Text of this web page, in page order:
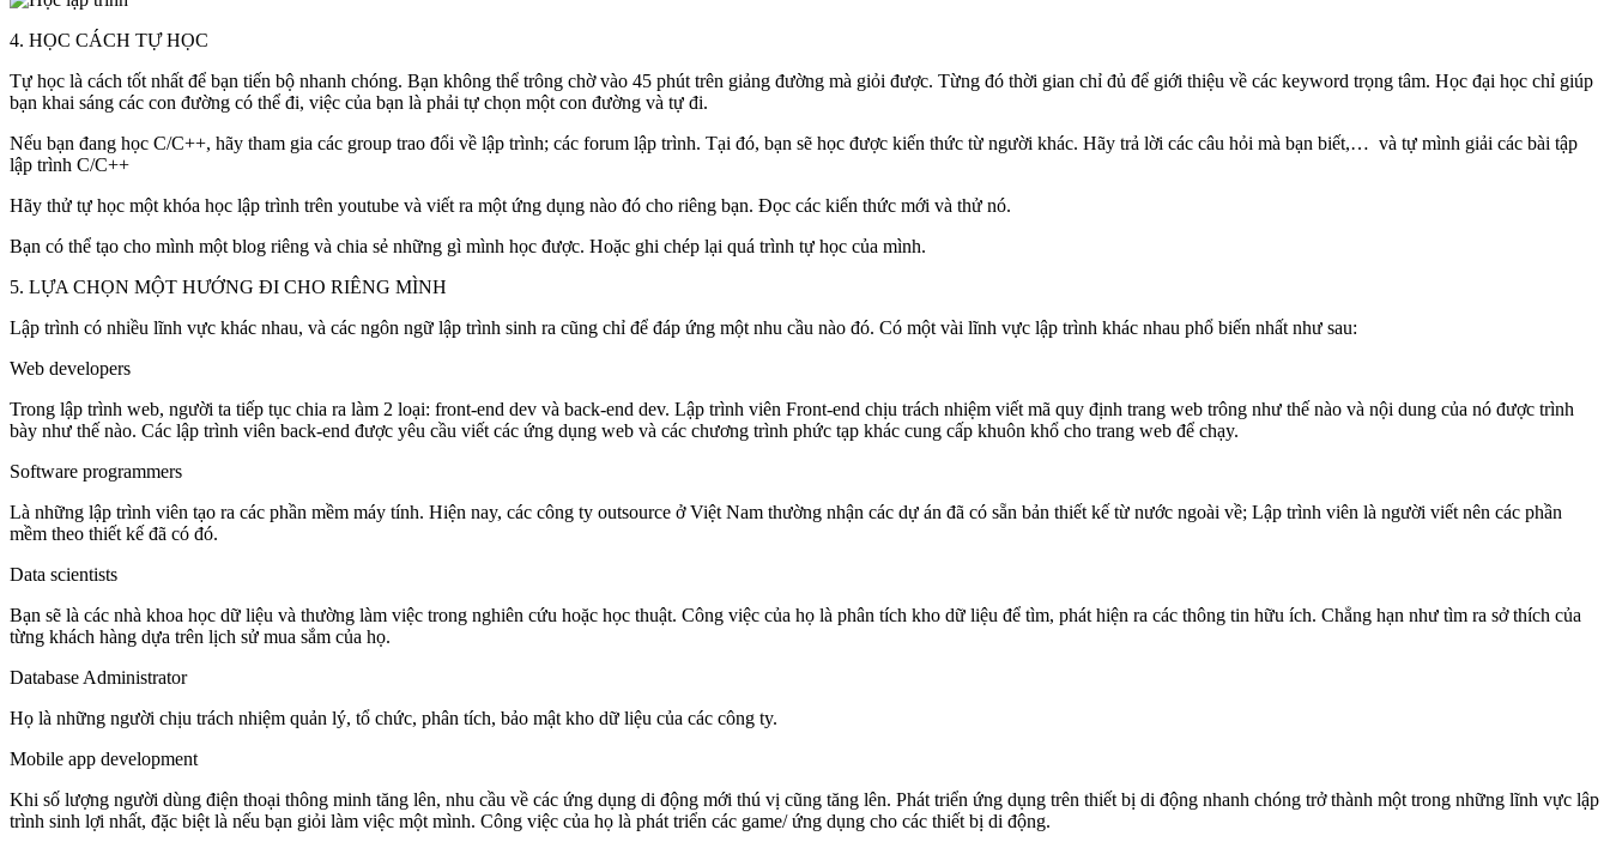
4. HỌC CÁCH TỰ HỌC
Tự học là cách tốt nhất để bạn tiến bộ nhanh chóng. Bạn không thể trông chờ vào 45 phút trên giảng đường mà giỏi được. Từng đó thời gian chỉ đủ để giới thiệu về các keyword trọng tâm. Học đại học chỉ giúp
bạn khai sáng các con đường có thể đi, việc của bạn là phải tự chọn một con đường và tự đi.
Nếu bạn đang học C/C++, hãy tham gia các group trao đổi về lập trình; các forum lập trình. Tại đó, bạn sẽ học được kiến thức từ người khác. Hãy trả lời các câu hỏi mà bạn biết,… và tự mình giải các bài tập
lập trình C/C++
Hãy thử tự học một khóa học lập trình trên youtube và viết ra một ứng dụng nào đó cho riêng bạn. Đọc các kiến thức mới và thử nó.
Bạn có thể tạo cho mình một blog riêng và chia sẻ những gì mình học được. Hoặc ghi chép lại quá trình tự học của mình.
5. LỰA CHỌN MỘT HƯỚNG ĐI CHO RIÊNG MÌNH
Lập trình có nhiều lĩnh vực khác nhau, và các ngôn ngữ lập trình sinh ra cũng chỉ để đáp ứng một nhu cầu nào đó. Có một vài lĩnh vực lập trình khác nhau phổ biến nhất như sau:
Web developers
Trong lập trình web, người ta tiếp tục chia ra làm 2 loại: front-end dev và back-end dev. Lập trình viên Front-end chịu trách nhiệm viết mã quy định trang web trông như thế nào và nội dung của nó được trình
bày như thế nào. Các lập trình viên back-end được yêu cầu viết các ứng dụng web và các chương trình phức tạp khác cung cấp khuôn khổ cho trang web để chạy.
Software programmers
Là những lập trình viên tạo ra các phần mềm máy tính. Hiện nay, các công ty outsource ở Việt Nam thường nhận các dự án đã có sẵn bản thiết kế từ nước ngoài về; Lập trình viên là người viết nên các phần
mềm theo thiết kế đã có đó.
Data scientists
Bạn sẽ là các nhà khoa học dữ liệu và thường làm việc trong nghiên cứu hoặc học thuật. Công việc của họ là phân tích kho dữ liệu để tìm, phát hiện ra các thông tin hữu ích. Chẳng hạn như tìm ra sở thích của
từng khách hàng dựa trên lịch sử mua sắm của họ.
Database Administrator
Họ là những người chịu trách nhiệm quản lý, tổ chức, phân tích, bảo mật kho dữ liệu của các công ty.
Mobile app development
Khi số lượng người dùng điện thoại thông minh tăng lên, nhu cầu về các ứng dụng di động mới thú vị cũng tăng lên. Phát triển ứng dụng trên thiết bị di động nhanh chóng trở thành một trong những lĩnh vực lập
trình sinh lợi nhất, đặc biệt là nếu bạn giỏi làm việc một mình. Công việc của họ là phát triển các game/ ứng dụng cho các thiết bị di động.